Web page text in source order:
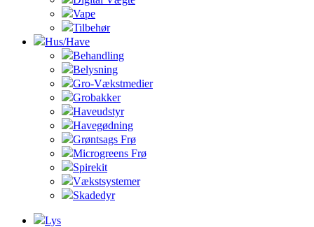
Vape
Tilbehør
Hus/Have
Behandling
Belysning
Gro-Vækstmedier
Grobakker
Haveudstyr
Havegødning
Grøntsags Frø
Microgreens Frø
Spirekit
Vækstsystemer
Skadedyr
Lys